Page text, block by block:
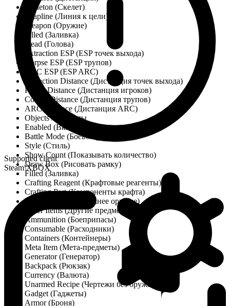
Skeleton (Скелет)
Snapline (Линия к цели)
Weapon (Оружие)
Filled (Заливка)
Head (Голова)
Extraction ESP (ESP точек выхода)
Corpse ESP (ESP трупов)
ARC ESP (ESP ARC)
Extraction Distance (Дистанция точек выхода)
Player Distance (Дистанция игроков)
Corpse Distance (Дистанция трупов)
ARC Distance (Дистанция ARC)
Objects / Объекты
Enabled (Включено)
Battle Mode (Боевой режим)
Style (Стиль)
Show Count (Показывать количество)
Draw Box (Рисовать рамку)
Filled (Заливка)
Crafting Reagent (Крафтовые реагенты)
Crafting Part (Компоненты крафта)
Melee Weapon (Ближнее оружие)
Other Items (Другие предметы)
Ammunition (Боеприпасы)
Consumable (Расходники)
Containers (Контейнеры)
Meta Item (Мета-предметы)
Generator (Генератор)
Backpack (Рюкзак)
Currency (Валюта)
Unarmed Recipe (Чертежи без оружия)
Gadget (Гаджеты)
Armor (Броня)
Supported client
Steam\XBOX